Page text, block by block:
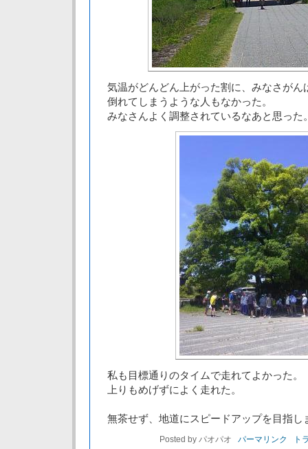
気温がどんどん上がった割に、みなさがん
倒れてしまうような人もなかった。
みなさんよく調整されているなあと思った
私も目標通りのタイムで走れてよかった。
上りもめげずによく走れた。
無茶せず、地道にスピードアップを目指し
Posted by パオパオ パーマリンク ト